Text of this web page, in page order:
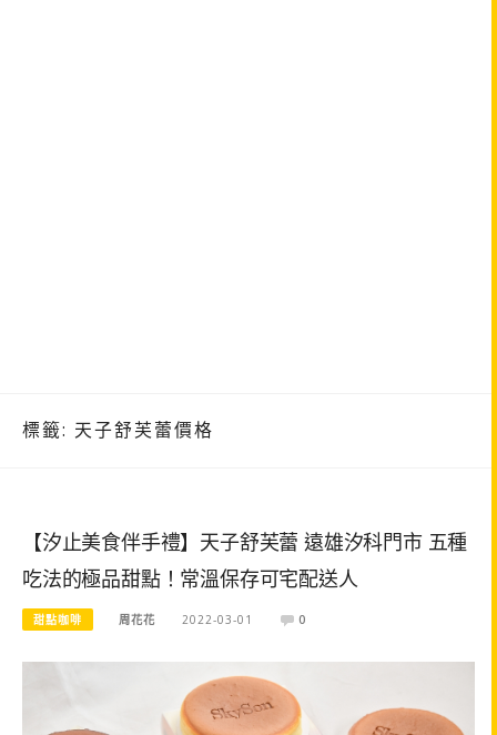
標籤: 天子舒芙蕾價格
【汐止美食伴手禮】天子舒芙蕾 遠雄汐科門市 五種
吃法的極品甜點！常溫保存可宅配送人
甜點咖啡 周花花 2022-03-01 0